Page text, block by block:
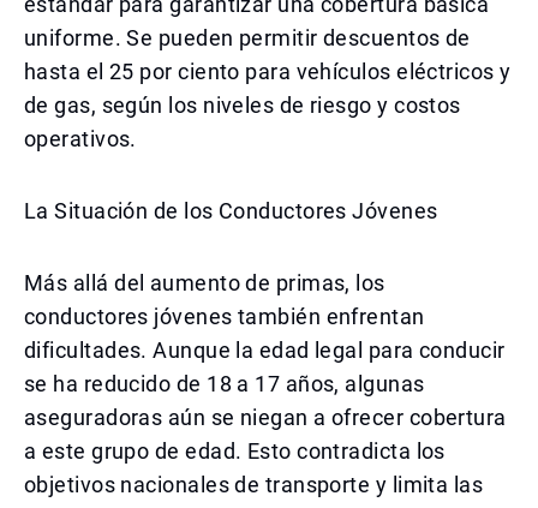
uniforme. Se pueden permitir descuentos de
hasta el 25 por ciento para vehículos eléctricos y
de gas, según los niveles de riesgo y costos
operativos.
La Situación de los Conductores Jóvenes
Más allá del aumento de primas, los
conductores jóvenes también enfrentan
dificultades. Aunque la edad legal para conducir
se ha reducido de 18 a 17 años, algunas
aseguradoras aún se niegan a ofrecer cobertura
a este grupo de edad. Esto contradicta los
objetivos nacionales de transporte y limita las